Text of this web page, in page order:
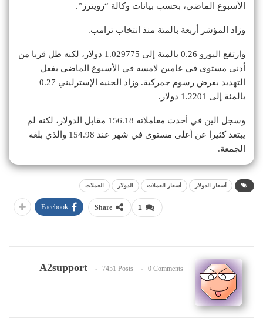
الأسبوع الماضي، بحسب بيانات وكالة “رويترز”.
وزاد المؤشر أربعة بالمئة منذ انتخاب ترامب.
وارتفع اليورو 0.26 بالمئة إلى 1.029775 دولار، لكنه ظل قربا من
أدنى مستوى في عامين لامسه في الأسبوع الماضي بفعل
التهديد بفرض رسوم جمركية. وزاد الجنيه الإسترليني 0.27
بالمئة إلى 1.2201 دولار.
وسجل الين في أحدث معاملاته 156.18 مقابل الدولار، لكنه لم
يبتعد كثيرا عن أعلى مستوى في شهر عند 154.98 والذي بلغه
الجمعة.
أسعار الدولار أسعار العملات الدولار العملات
1
Share
Facebook
A2support 7451 Posts 0 Comments